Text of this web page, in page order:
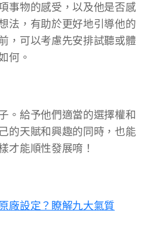
事物的感受，以及他是否感
法，有助於更好地引導他的
，可以考慮先安排試聽或體
何。
。給予他們適當的選擇權和
的天賦和興趣的同時，也能
才能順性發展唷！
廠設定？瞭解九大氣質